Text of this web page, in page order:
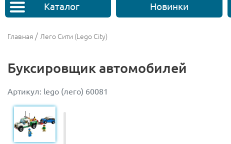
Каталог Новинки
Главная / Лего Сити (Lego City)
Буксировщик автомобилей
Артикул: lego (лего) 60081